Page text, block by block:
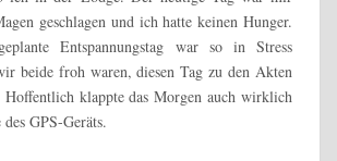
geschlagen und ich hatte keinen Hunger.
Entspannungstag war so in Stress
beide froh waren, diesen Tag zu den Akten
Hoffentlich klappte das Morgen auch wirklich
GPS-Geräts.